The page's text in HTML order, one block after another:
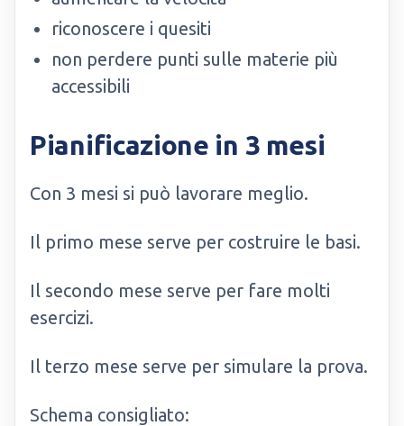
riconoscere i quesiti
non perdere punti sulle materie più
accessibili
Pianificazione in 3 mesi
Con 3 mesi si può lavorare meglio.
Il primo mese serve per costruire le basi.
Il secondo mese serve per fare molti
esercizi.
Il terzo mese serve per simulare la prova.
Schema consigliato: